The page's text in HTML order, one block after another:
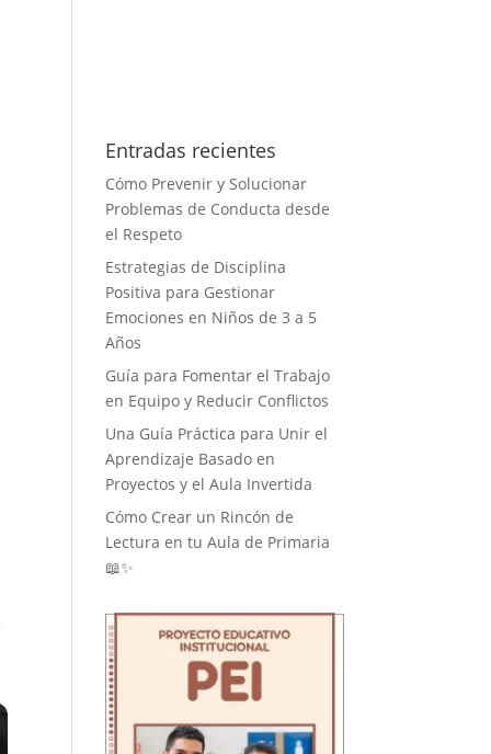
Entradas recientes
Cómo Prevenir y Solucionar
Problemas de Conducta desde
el Respeto
Estrategias de Disciplina
Positiva para Gestionar
Emociones en Niños de 3 a 5
Años
Guía para Fomentar el Trabajo
en Equipo y Reducir Conflictos
Una Guía Práctica para Unir el
Aprendizaje Basado en
Proyectos y el Aula Invertida
Cómo Crear un Rincón de
Lectura en tu Aula de Primaria
📖✨